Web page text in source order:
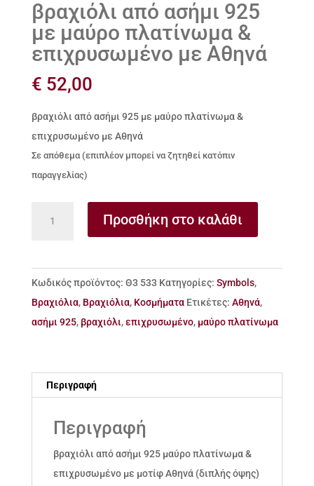
βραχιόλι από ασήμι 925
με μαύρο πλατίνωμα &
επιχρυσωμένο με Αθηνά
€ 52,00
βραχιόλι από ασήμι 925 με μαύρο πλατίνωμα &
επιχρυσωμένο με Αθηνά
Σε απόθεμα (επιπλέον μπορεί να ζητηθεί κατόπιν
παραγγελίας)
925
με
μαύρο
πλατίνωμα
ποσότητα
Προσθήκη στο καλάθι
Κωδικός προϊόντος: Θ3 533 Κατηγορίες: Symbols,
Βραχιόλια, Βραχιόλια, Κοσμήματα Ετικέτες: Αθηνά,
ασήμι 925, βραχιόλι,επιχρυσωμένο, μαύρο πλατίνωμα
Περιγραφή
Περιγραφή
βραχιόλι από ασήμι 925 μαύρο πλατίνωμα &
επιχρυσωμένο με μοτίφ Αθηνά (διπλής όψης)